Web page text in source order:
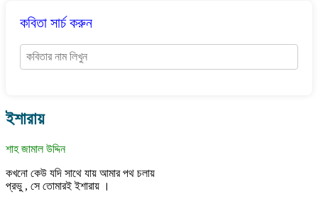
কবিতা সার্চ করুন
ইশারায়
শাহ জামাল উদ্দিন
কখনো কেউ যদি সাথে যায় আমার পথ চলায়
প্রভু , সে তোমারই ইশারায় ।